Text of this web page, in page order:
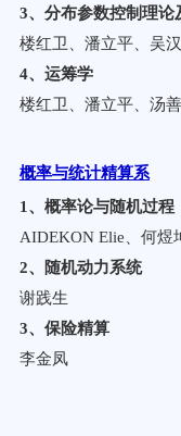
3、分布参数控制理论
楼红卫、潘立平、吴
4、运筹学
楼红卫、潘立平、汤
概率与统计精算系
1 、概率论与随机过程
AIDEKON Elie、何煜
2、随机动力系统
谢践生
3、保险精算
李金凤